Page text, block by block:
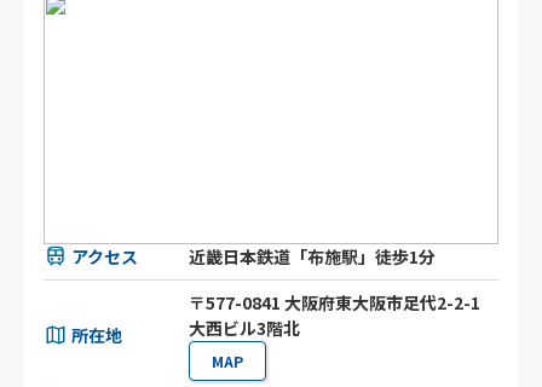
アクセス 近畿日本鉄道「布施駅」徒歩1分
所在地
〒577-0841 大阪府東大阪市足代2-2-1
大西ビル3階北
MAP